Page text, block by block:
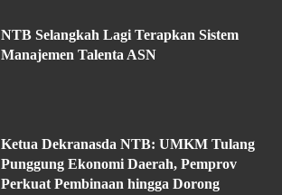
NTB Selangkah Lagi Terapkan Sistem
Manajemen Talenta ASN
Ketua Dekranasda NTB: UMKM Tulang
Punggung Ekonomi Daerah, Pemprov
Perkuat Pembinaan hingga Dorong